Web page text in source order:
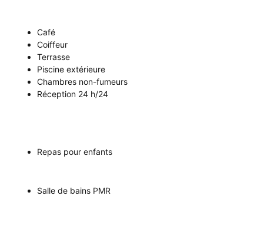
Café
Coiffeur
Terrasse
Piscine extérieure
Chambres non-fumeurs
Réception 24 h/24
Repas pour enfants
Salle de bains PMR